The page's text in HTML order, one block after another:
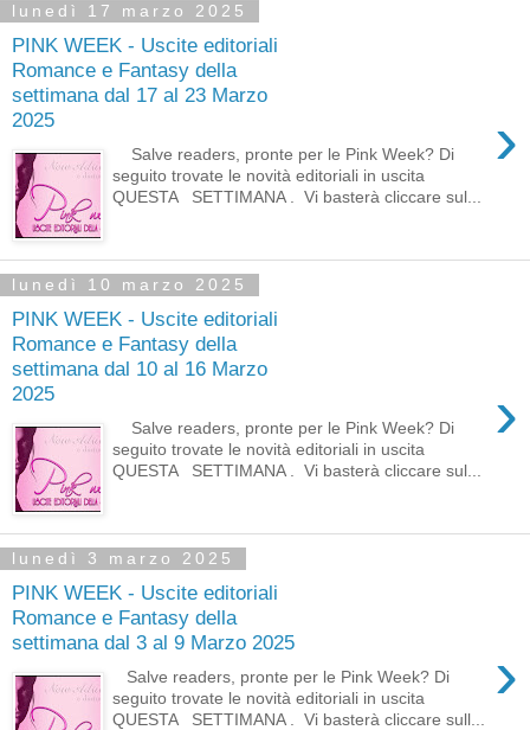
lunedì 17 marzo 2025
PINK WEEK - Uscite editoriali
Romance e Fantasy della
settimana dal 17 al 23 Marzo
2025
›
Salve readers, pronte per le Pink Week? Di
seguito trovate le novità editoriali in uscita
QUESTA SETTIMANA . Vi basterà cliccare sul...
lunedì 10 marzo 2025
PINK WEEK - Uscite editoriali
Romance e Fantasy della
settimana dal 10 al 16 Marzo
2025
›
Salve readers, pronte per le Pink Week? Di
seguito trovate le novità editoriali in uscita
QUESTA SETTIMANA . Vi basterà cliccare sul...
lunedì 3 marzo 2025
PINK WEEK - Uscite editoriali
Romance e Fantasy della
settimana dal 3 al 9 Marzo 2025
›
Salve readers, pronte per le Pink Week? Di
seguito trovate le novità editoriali in uscita
QUESTA SETTIMANA . Vi basterà cliccare sull...